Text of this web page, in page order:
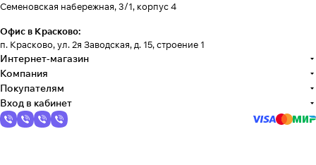
Семеновская набережная, 3/1, корпус 4
Офис в Красково:
п. Красково, ул. 2я Заводская, д. 15, строение 1
Интернет-магазин
Компания
Покупателям
Вход в кабинет